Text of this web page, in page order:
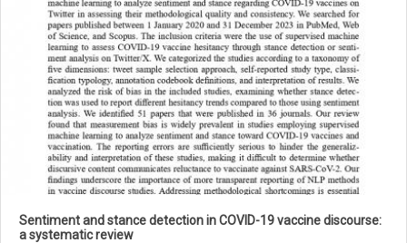
Sentiment and stance detection in COVID-19 vaccine discourse:
a systematic review